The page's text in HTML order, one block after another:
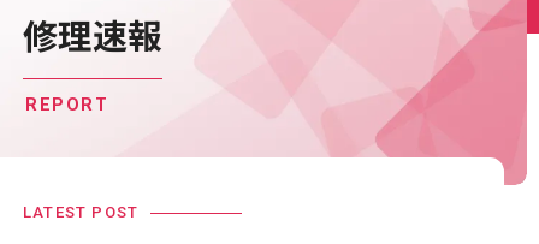
修理速報
REPORT
LATEST POST